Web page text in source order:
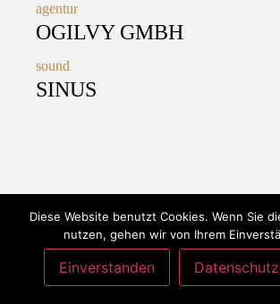
agentur
OGILVY GMBH
sound
SINUS
datenschutzerklärung
Diese Website benutzt Cookies. Wenn Sie
nutzen, gehen wir von Ihrem
Einverstanden